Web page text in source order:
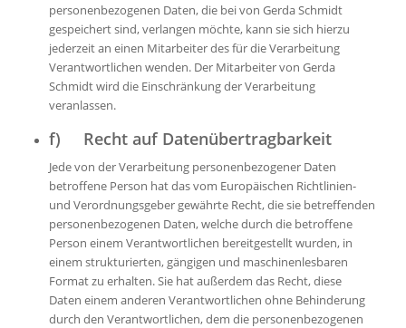
personenbezogenen Daten, die bei von Gerda Schmidt
gespeichert sind, verlangen möchte, kann sie sich hierzu
jederzeit an einen Mitarbeiter des für die Verarbeitung
Verantwortlichen wenden. Der Mitarbeiter von Gerda
Schmidt wird die Einschränkung der Verarbeitung
veranlassen.
f) Recht auf Datenübertragbarkeit
Jede von der Verarbeitung personenbezogener Daten
betroffene Person hat das vom Europäischen Richtlinien-
und Verordnungsgeber gewährte Recht, die sie betreffenden
personenbezogenen Daten, welche durch die betroffene
Person einem Verantwortlichen bereitgestellt wurden, in
einem strukturierten, gängigen und maschinenlesbaren
Format zu erhalten. Sie hat außerdem das Recht, diese
Daten einem anderen Verantwortlichen ohne Behinderung
durch den Verantwortlichen, dem die personenbezogenen